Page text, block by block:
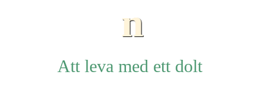
n
Att leva med ett dolt